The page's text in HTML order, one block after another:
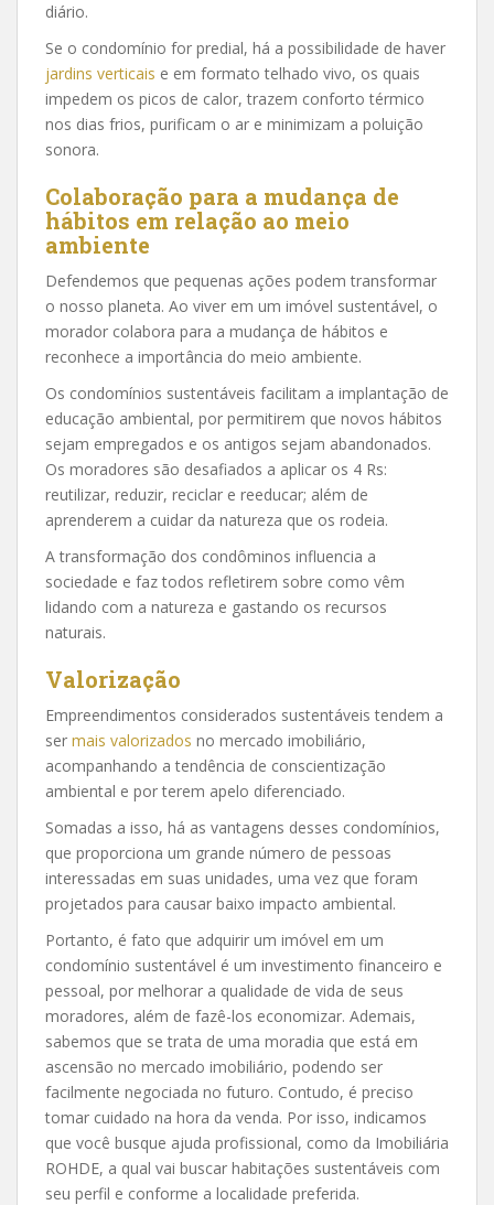
diário.
Se o condomínio for predial, há a possibilidade de haver
jardins verticais e em formato telhado vivo, os quais
impedem os picos de calor, trazem conforto térmico
nos dias frios, purificam o ar e minimizam a poluição
sonora.
Colaboração para a mudança de
hábitos em relação ao meio
ambiente
Defendemos que pequenas ações podem transformar
o nosso planeta. Ao viver em um imóvel sustentável, o
morador colabora para a mudança de hábitos e
reconhece a importância do meio ambiente.
Os condomínios sustentáveis facilitam a implantação de
educação ambiental, por permitirem que novos hábitos
sejam empregados e os antigos sejam abandonados.
Os moradores são desafiados a aplicar os 4 Rs:
reutilizar, reduzir, reciclar e reeducar; além de
aprenderem a cuidar da natureza que os rodeia.
A transformação dos condôminos influencia a
sociedade e faz todos refletirem sobre como vêm
lidando com a natureza e gastando os recursos
naturais.
Valorização
Empreendimentos considerados sustentáveis tendem a
ser mais valorizados no mercado imobiliário,
acompanhando a tendência de conscientização
ambiental e por terem apelo diferenciado.
Somadas a isso, há as vantagens desses condomínios,
que proporciona um grande número de pessoas
interessadas em suas unidades, uma vez que foram
projetados para causar baixo impacto ambiental.
Portanto, é fato que adquirir um imóvel em um
condomínio sustentável é um investimento financeiro e
pessoal, por melhorar a qualidade de vida de seus
moradores, além de fazê-los economizar. Ademais,
sabemos que se trata de uma moradia que está em
ascensão no mercado imobiliário, podendo ser
facilmente negociada no futuro. Contudo, é preciso
tomar cuidado na hora da venda. Por isso, indicamos
que você busque ajuda profissional, como da Imobiliária
ROHDE, a qual vai buscar habitações sustentáveis com
seu perfil e conforme a localidade preferida.